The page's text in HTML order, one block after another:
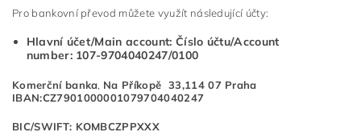
Pro bankovní převod můžete využít následující účty:
Hlavní účet/Main account: Číslo účtu/Account
number: 107-9704040247/0100
Komerční banka, Na Příkopě 33,114 07 Praha
IBAN:CZ7901000001079704040247
BIC/SWIFT: KOMBCZPPXXX